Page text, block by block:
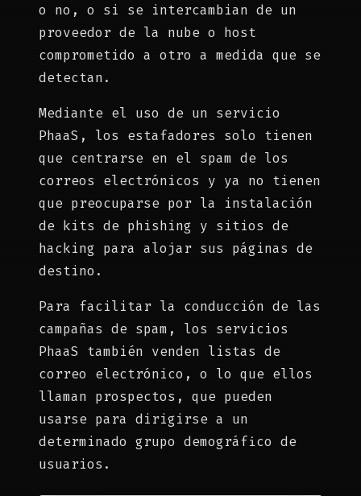
o no, o si se intercambian de un
proveedor de la nube o host
comprometido a otro a medida que se
detectan.
Mediante el uso de un servicio
PhaaS, los estafadores solo tienen
que centrarse en el spam de los
correos electrónicos y ya no tienen
que preocuparse por la instalación
de kits de phishing y sitios de
hacking para alojar sus páginas de
destino.
Para facilitar la conducción de las
campañas de spam, los servicios
PhaaS también venden listas de
correo electrónico, o lo que ellos
llaman prospectos, que pueden
usarse para dirigirse a un
determinado grupo demográfico de
usuarios.